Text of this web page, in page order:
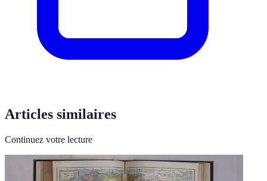
Articles similaires
Continuez votre lecture